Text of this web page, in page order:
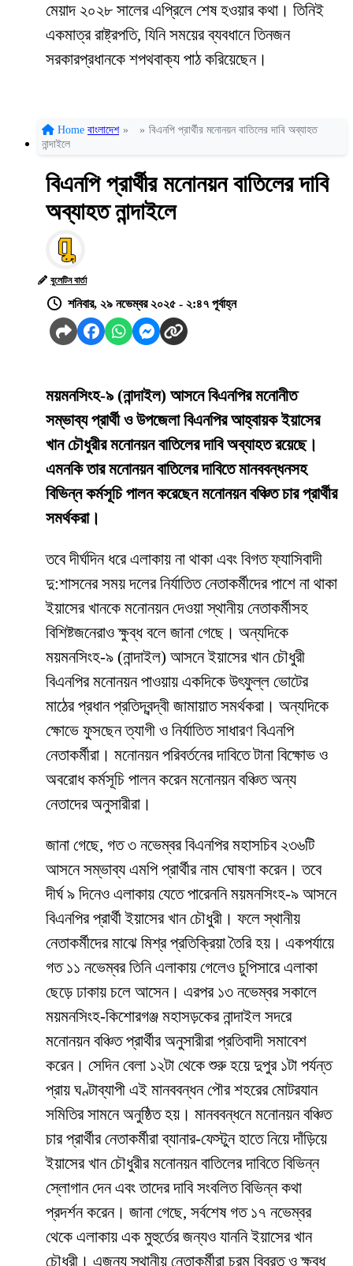
মেয়াদ ২০২৮ সালের এপ্রিলে শেষ হওয়ার কথা। তিনিই
একমাত্র রাষ্ট্রপতি, যিনি সময়ের ব্যবধানে তিনজন
সরকারপ্রধানকে শপথবাক্য পাঠ করিয়েছেন।
Home বাংলাদেশ » » বিএনপি প্রার্থীর মনোনয়ন বাতিলের দাবি অব্যাহত
নান্দাইলে
বিএনপি প্রার্থীর মনোনয়ন বাতিলের দাবি
অব্যাহত নান্দাইলে
বুলেটিন বার্তা
শনিবার, ২৯ নভেম্বর ২০২৫ - ২:৪৭ পূর্বাহ্ন
ময়মনসিংহ-৯ (নান্দাইল) আসনে বিএনপির মনোনীত
সম্ভাব্য প্রার্থী ও উপজেলা বিএনপির আহ্বায়ক ইয়াসের
খান চৌধুরীর মনোনয়ন বাতিলের দাবি অব্যাহত রয়েছে।
এমনকি তার মনোনয়ন বাতিলের দাবিতে মানববন্ধনসহ
বিভিন্ন কর্মসূচি পালন করেছেন মনোনয়ন বঞ্চিত চার প্রার্থীর
সমর্থকরা।
তবে দীর্ঘদিন ধরে এলাকায় না থাকা এবং বিগত ফ্যাসিবাদী
দু:শাসনের সময় দলের নির্যাতিত নেতাকর্মীদের পাশে না থাকা
ইয়াসের খানকে মনোনয়ন দেওয়া স্থানীয় নেতাকর্মীসহ
বিশিষ্টজনেরাও ক্ষুব্ধ বলে জানা গেছে। অন্যদিকে
ময়মনসিংহ-৯ (নান্দাইল) আসনে ইয়াসের খান চৌধুরী
বিএনপির মনোনয়ন পাওয়ায় একদিকে উৎফুল্ল ভোটের
মাঠের প্রধান প্রতিদ্বন্দ্বী জামায়াত সমর্থকরা। অন্যদিকে
ক্ষোভে ফুসছেন ত্যাগী ও নির্যাতিত সাধারণ বিএনপি
নেতাকর্মীরা। মনোনয়ন পরিবর্তনের দাবিতে টানা বিক্ষোভ ও
অবরোধ কর্মসূচি পালন করেন মনোনয়ন বঞ্চিত অন্য
নেতাদের অনুসারীরা।
জানা গেছে, গত ৩ নভেম্বর বিএনপির মহাসচিব ২৩৬টি
আসনে সম্ভাব্য এমপি প্রার্থীর নাম ঘোষণা করেন। তবে
দীর্ঘ ৯ দিনেও এলাকায় যেতে পারেননি ময়মনসিংহ-৯ আসনে
বিএনপির প্রার্থী ইয়াসের খান চৌধুরী। ফলে স্থানীয়
নেতাকর্মীদের মাঝে মিশ্র প্রতিক্রিয়া তৈরি হয়। একপর্যায়ে
গত ১১ নভেম্বর তিনি এলাকায় গেলেও চুপিসারে এলাকা
ছেড়ে ঢাকায় চলে আসেন। এরপর ১৩ নভেম্বর সকালে
ময়মনসিংহ-কিশোরগঞ্জ মহাসড়কের নান্দাইল সদরে
মনোনয়ন বঞ্চিত প্রার্থীর অনুসারীরা প্রতিবাদী সমাবেশ
করেন। সেদিন বেলা ১২টা থেকে শুরু হয়ে দুপুর ১টা পর্যন্ত
প্রায় ঘণ্টাব্যাপী এই মানববন্ধন পৌর শহরের মোটরযান
সমিতির সামনে অনুষ্ঠিত হয়। মানববন্ধনে মনোনয়ন বঞ্চিত
চার প্রার্থীর নেতাকর্মীরা ব্যানার-ফেস্টুন হাতে নিয়ে দাঁড়িয়ে
ইয়াসের খান চৌধুরীর মনোনয়ন বাতিলের দাবিতে বিভিন্ন
স্লোগান দেন এবং তাদের দাবি সংবলিত বিভিন্ন কথা
প্রদর্শন করেন। জানা গেছে, সর্বশেষ গত ১৭ নভেম্বর
থেকে এলাকায় এক মুহুর্তের জন্যও যাননি ইয়াসের খান
চৌধুরী। এজন্য স্থানীয় নেতাকর্মীরা চরম বিব্রত ও ক্ষুব্ধ